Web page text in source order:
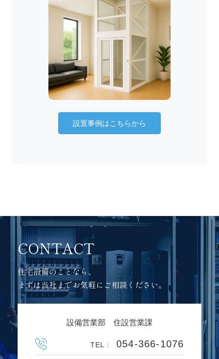
設置事例はこちらから
CONTACT
住宅設備のことなら、
まずは当社までお気軽にご相談ください。
設備営業部 住設営業課
TEL : 054-366-1076